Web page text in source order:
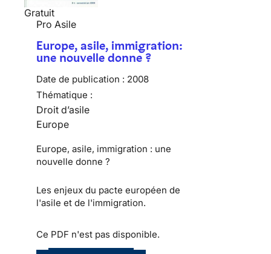
Gratuit
Pro Asile
Europe, asile, immigration:
une nouvelle donne ?
Date de publication : 2008
Thématique :
Droit d’asile
Europe
Europe, asile, immigration : une
nouvelle donne ?
Les enjeux du pacte européen de
l'asile et de l'immigration.
Ce PDF n'est pas disponible.